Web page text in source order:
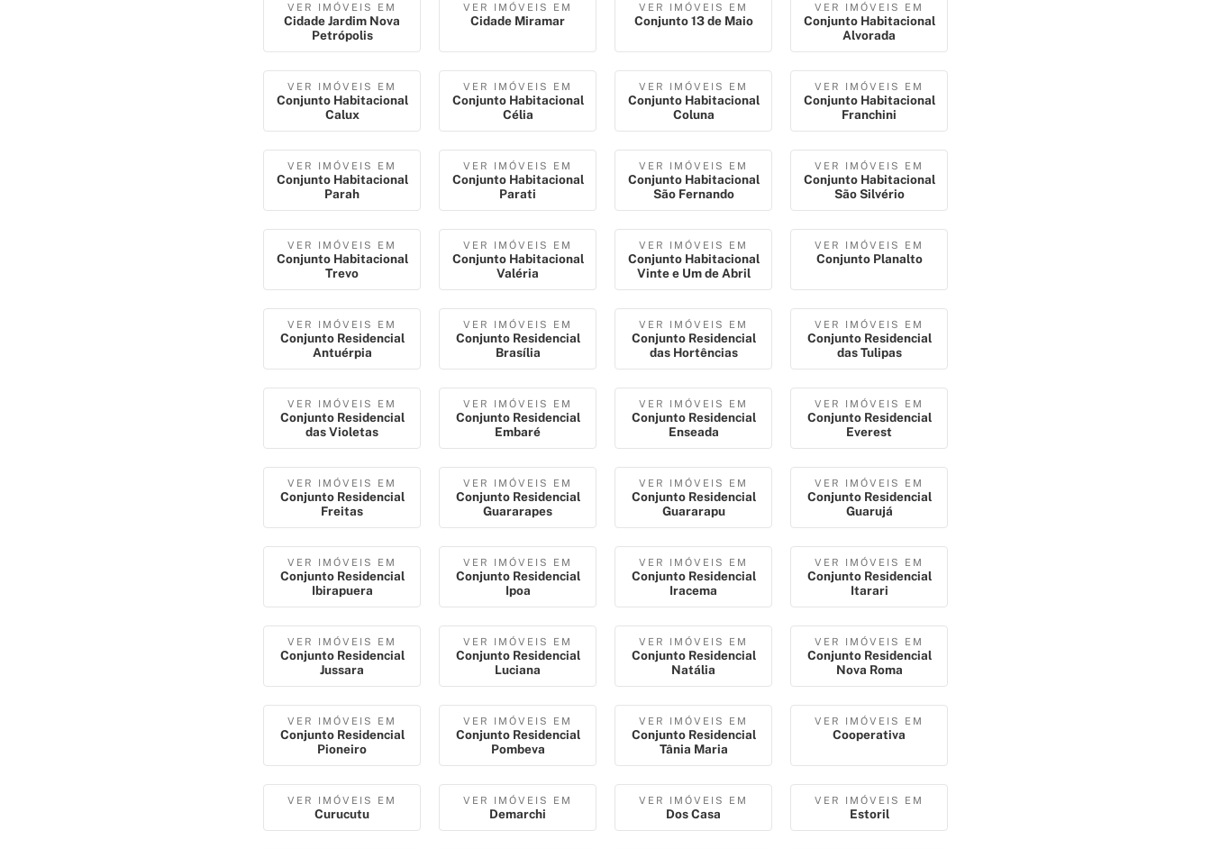
VER IMÓVEIS EM
Cidade Jardim Nova
Petrópolis
VER IMÓVEIS EM
Cidade Miramar
VER IMÓVEIS EM
Conjunto 13 de Maio
VER IMÓVEIS EM
Conjunto Habitacional
Alvorada
VER IMÓVEIS EM
Conjunto Habitacional
Calux
VER IMÓVEIS EM
Conjunto Habitacional
Célia
VER IMÓVEIS EM
Conjunto Habitacional
Coluna
VER IMÓVEIS EM
Conjunto Habitacional
Franchini
VER IMÓVEIS EM
Conjunto Habitacional
Parah
VER IMÓVEIS EM
Conjunto Habitacional
Parati
VER IMÓVEIS EM
Conjunto Habitacional
São Fernando
VER IMÓVEIS EM
Conjunto Habitacional
São Silvério
VER IMÓVEIS EM
Conjunto Habitacional
Trevo
VER IMÓVEIS EM
Conjunto Habitacional
Valéria
VER IMÓVEIS EM
Conjunto Habitacional
Vinte e Um de Abril
VER IMÓVEIS EM
Conjunto Planalto
VER IMÓVEIS EM
Conjunto Residencial
Antuérpia
VER IMÓVEIS EM
Conjunto Residencial
Brasília
VER IMÓVEIS EM
Conjunto Residencial
das Hortências
VER IMÓVEIS EM
Conjunto Residencial
das Tulipas
VER IMÓVEIS EM
Conjunto Residencial
das Violetas
VER IMÓVEIS EM
Conjunto Residencial
Embaré
VER IMÓVEIS EM
Conjunto Residencial
Enseada
VER IMÓVEIS EM
Conjunto Residencial
Everest
VER IMÓVEIS EM
Conjunto Residencial
Freitas
VER IMÓVEIS EM
Conjunto Residencial
Guararapes
VER IMÓVEIS EM
Conjunto Residencial
Guararapu
VER IMÓVEIS EM
Conjunto Residencial
Guarujá
VER IMÓVEIS EM
Conjunto Residencial
Ibirapuera
VER IMÓVEIS EM
Conjunto Residencial
Ipoa
VER IMÓVEIS EM
Conjunto Residencial
Iracema
VER IMÓVEIS EM
Conjunto Residencial
Itarari
VER IMÓVEIS EM
Conjunto Residencial
Jussara
VER IMÓVEIS EM
Conjunto Residencial
Luciana
VER IMÓVEIS EM
Conjunto Residencial
Natália
VER IMÓVEIS EM
Conjunto Residencial
Nova Roma
VER IMÓVEIS EM
Conjunto Residencial
Pioneiro
VER IMÓVEIS EM
Conjunto Residencial
Pombeva
VER IMÓVEIS EM
Conjunto Residencial
Tânia Maria
VER IMÓVEIS EM
Cooperativa
VER IMÓVEIS EM
Curucutu
VER IMÓVEIS EM
Demarchi
VER IMÓVEIS EM
Dos Casa
VER IMÓVEIS EM
Estoril